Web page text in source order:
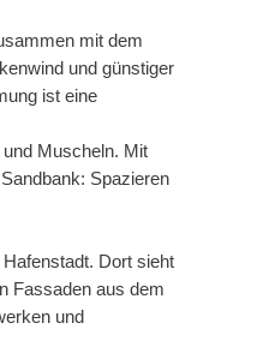
mit dem
und günstiger
ist eine
Muscheln. Mit
Spazieren
Dort sieht
Fassaden aus dem
und